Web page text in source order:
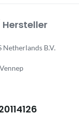
Netherlands B.V.